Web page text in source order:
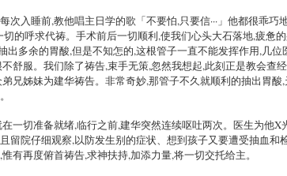
次入睡前,教他唱主日学的歌「不要怕,只要信···」他都很乖巧
的呼求代祷。手术前后一切顺利,使我们心头大石落地,疲惫的
出多余的胃酸,但是不知怎的,这根管子一直不能发挥作用,几位
舒服。我们除了祷告,束手无策,忽然我想起,此刻正是教会查
兄姊妹为建华祷告。非常奇妙,那管子不久就顺利的抽出胃酸
一切准备就绪,临行之前,建华突然连续呕吐两次。医生为他X
留院仔细观察,以防发生别的症状、想到孩子又要遭受抽血和
有再度俯首祷告,求神扶持,加添力量,将一切交托给主。